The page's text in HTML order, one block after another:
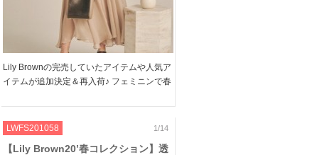
Lily Brownの完売していたアイテムや人気ア
イテムが追加決定＆再入荷♪ フェミニンで春
非チェックしてみてくださいね★ ＞＞Lily
Brownのアイテムはこちら ＞＞Lily […]
LWFS201058 1/14
【Lily Brown20’春コレクション】透